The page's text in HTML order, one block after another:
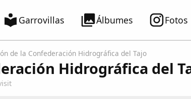
Garrovillas Álbumes Fotos
de la Confederación Hidrográfica del Tajo
Hidrográfica del